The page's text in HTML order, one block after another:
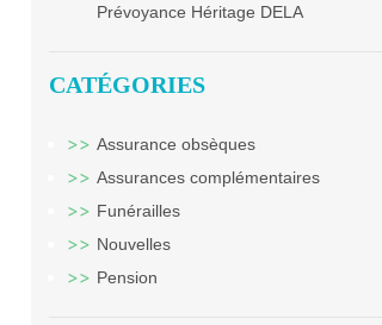
Prévoyance Héritage DELA
CATÉGORIES
Assurance obsèques
Assurances complémentaires
Funérailles
Nouvelles
Pension